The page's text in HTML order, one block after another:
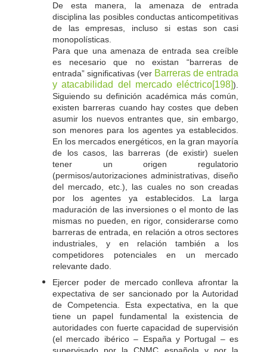
De esta manera, la amenaza de entrada
disciplina las posibles conductas anticompetitivas
de las empresas, incluso si estas son casi
monopolísticas.
Para que una amenaza de entrada sea creíble
es necesario que no existan “barreras de
entrada” significativas (ver Barreras de entrada
y atacabilidad del mercado eléctrico[198]).
Siguiendo su definición académica más común,
existen barreras cuando hay costes que deben
asumir los nuevos entrantes que, sin embargo,
son menores para los agentes ya establecidos.
En los mercados energéticos, en la gran mayoría
de los casos, las barreras (de existir) suelen
tener un origen regulatorio
(permisos/autorizaciones administrativas, diseño
del mercado, etc.), las cuales no son creadas
por los agentes ya establecidos. La larga
maduración de las inversiones o el monto de las
mismas no pueden, en rigor, considerarse como
barreras de entrada, en relación a otros sectores
industriales, y en relación también a los
competidores potenciales en un mercado
relevante dado.
Ejercer poder de mercado conlleva afrontar la
expectativa de ser sancionado por la Autoridad
de Competencia. Esta expectativa, en la que
tiene un papel fundamental la existencia de
autoridades con fuerte capacidad de supervisión
(el mercado ibérico – España y Portugal – es